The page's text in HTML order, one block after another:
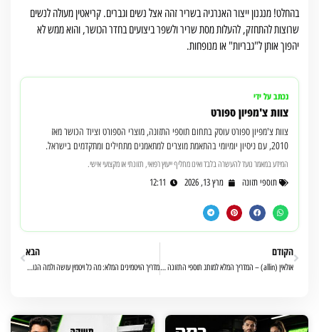
בהחלט! מנגנון ייצור האנרגיה בשריר זהה אצל נשים וגברים. קריאטין מעולה לנשים
שרוצות להתחזק, להעלות מסת שריר ולשפר ביצועים בחדר הכושר, והוא ממש לא
יהפוך אותן ל"גבריות" או מנופחות.
נכתב על ידי
צוות צ'מפיון ספורט
צוות צ'מפיון ספורט עוסק בתחום תוספי התזונה, מוצרי הספורט וציוד הכושר מאז
2010, עם ניסיון יומיומי בהתאמת מוצרים למתאמנים מתחילים ומתקדמים בישראל.
המידע במאמר נועד להעשרה בלבד ואינו מחליף ייעוץ רפואי, תזונתי או מקצועי אישי.
תוספי תזונה מרץ 13, 2026 12:11
הקודם
אולאין (allin) – המדריך המלא למותג תוספי התזונה הישראלי שכבש את עולם הכושר
הבא
מדריך הויטמינים המלא: מה כל ויטמין עושה ולמה הגוף שלך צריך אותו